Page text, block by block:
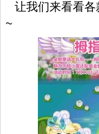
让我们来看看各
~